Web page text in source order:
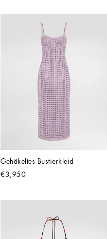
Gehäkeltes Bustierkleid
€3,950